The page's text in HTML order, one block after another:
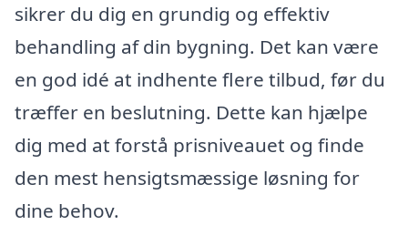
sikrer du dig en grundig og effektiv
behandling af din bygning. Det kan være
en god idé at indhente flere tilbud, før du
træffer en beslutning. Dette kan hjælpe
dig med at forstå prisniveauet og finde
den mest hensigtsmæssige løsning for
dine behov.